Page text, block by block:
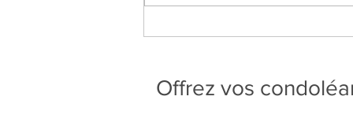
Offrez vos